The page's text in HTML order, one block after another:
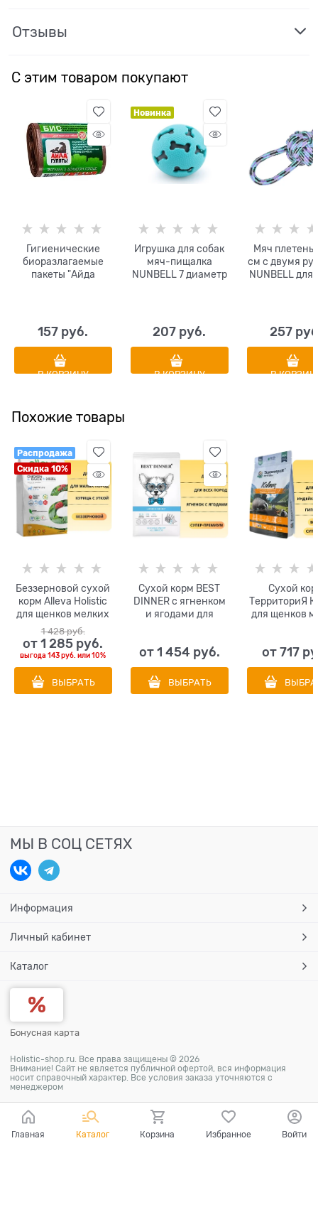
Отзывы
С этим товаром покупают
Гигиенические
биоразлагаемые
пакеты "Айда
157 руб.
В КОРЗИНУ
Новинка
Игрушка для собак
мяч-пищалка
NUNBELL 7 диаметр
207 руб.
В КОРЗИНУ
Мяч
см с двумя
NUNBELL для
257
В
Похожие товары
Распродажа
Скидка 10%
Беззерновой сухой
корм Alleva Holistic
для щенков мелких
пород с курицей и
уткой (Puppy/Junior
Chicken & Duck Mini)
1 428 руб.
от1 285 руб.
выгода143 руб. или10%
ВЫБРАТЬ
Сухой корм BEST
DINNER с ягненком
и ягодами для
& Berry
от 1 454 руб.
ВЫБРАТЬ
Сухой
ТерриториЯ
для щенков
от717
МЫ В СОЦ СЕТЯХ
Информация
Личный кабинет
Каталог
Бонусная карта
Holistic-shop.ru. Все права защищены © 2026
Внимание! Сайт не является публичной офертой, вся информация
носит справочный характер. Все условия заказа уточняются с
менеджером
Главная Каталог Корзина Избранное Войти